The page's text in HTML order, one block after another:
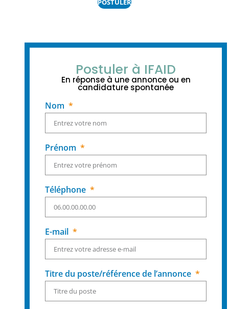
POSTULER
Postuler à IFAID
En réponse à une annonce ou en
candidature spontanée
Nom
Prénom
Téléphone
E-mail
Titre du poste/référence de l’annonce